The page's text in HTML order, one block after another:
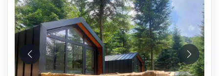
10 Fotoğraf